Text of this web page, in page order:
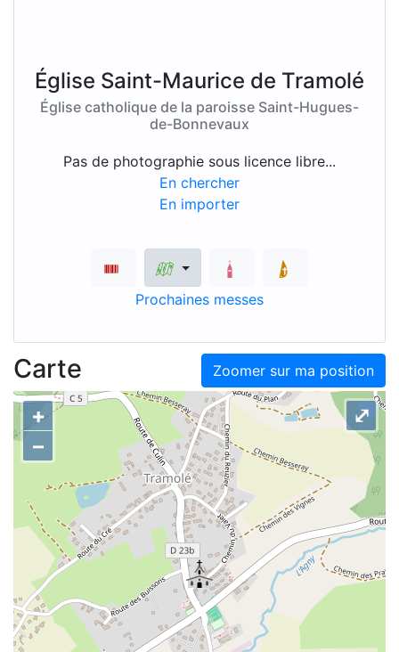
Église Saint-Maurice de Tramolé
Église catholique de la paroisse Saint-Hugues-
de-Bonnevaux
Pas de photographie sous licence libre...
En chercher
En importer
Prochaines messes
Zoomer sur ma position
Carte
+
–
⤢